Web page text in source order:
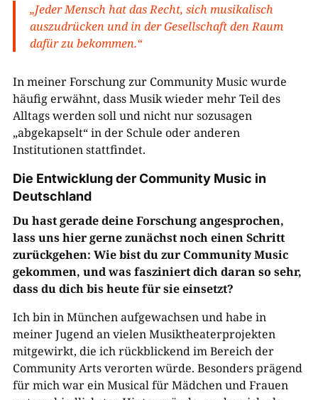
„Jeder Mensch hat das Recht, sich musikalisch
auszudrücken und in der Gesellschaft den Raum
dafür zu bekommen.“
In meiner Forschung zur Community Music wurde
häufig erwähnt, dass Musik wieder mehr Teil des
Alltags werden soll und nicht nur sozusagen
„abgekapselt“ in der Schule oder anderen
Institutionen stattfindet.
Die Entwicklung der Community Music in
Deutschland
Du hast gerade deine Forschung angesprochen,
lass uns hier gerne zunächst noch einen Schritt
zurückgehen: Wie bist du zur Community Music
gekommen, und was fasziniert dich daran so sehr,
dass du dich bis heute für sie einsetzt?
Ich bin in München aufgewachsen und habe in
meiner Jugend an vielen Musiktheaterprojekten
mitgewirkt, die ich rückblickend im Bereich der
Community Arts verorten würde. Besonders prägend
für mich war ein Musical für Mädchen und Frauen